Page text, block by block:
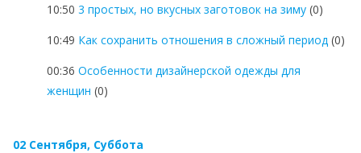
10:50 3 простых, но вкусных заготовок на зиму (0)
10:49 Как сохранить отношения в сложный период (0)
00:36 Особенности дизайнерской одежды для
женщин (0)
02 Сентября, Суббота